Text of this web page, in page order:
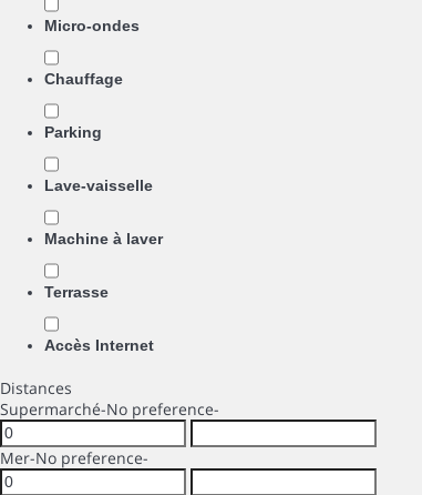
Micro-ondes
Chauffage
Parking
Lave-vaisselle
Machine à laver
Terrasse
Accès Internet
Distances
Supermarché-No preference-
Mer-No preference-